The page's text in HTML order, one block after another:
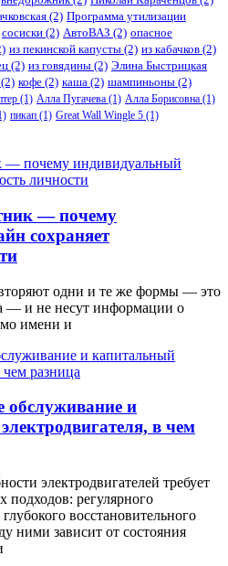
(2) Программа утилизации
сосиски (2) АвтоВАЗ (2) опасное
из пекинской капусты (2) из кабачков (2)
(2) из говядины (2) Элина Быстрицкая
(2) кофе (2) каша (2) шампиньоны (2)
(1) Алла Пугачева (1) Алла Борисовна (1)
пикап (1) Great Wall Wingle 5 (1)
— почему
сохраняет
одни и те же формы — это
— и не несут информации о
имени и
обслуживание и
в чем
электродвигателей требует
подходов: регулярного
восстановительного
ними зависит от состояния